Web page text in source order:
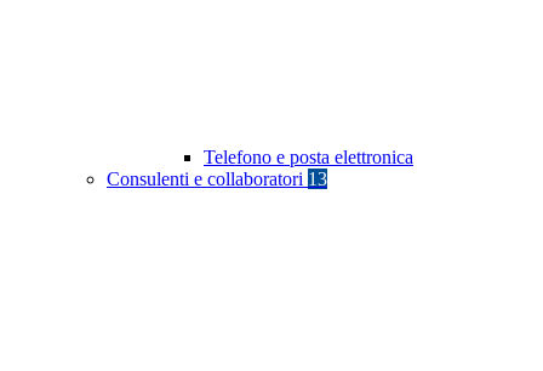
Telefono e posta elettronica
Consulenti e collaboratori 13